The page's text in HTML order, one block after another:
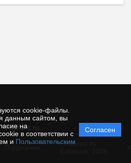
cookie-файлы.
данным сайтом, вы
на
в соответствии с
и Пользовательским
Согласен
© conarc.ru
Powered by